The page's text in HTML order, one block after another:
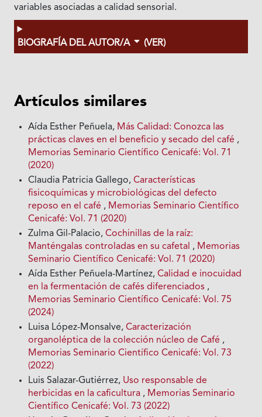
variables asociadas a calidad sensorial.
BIOGRAFÍA DEL AUTOR/A (VER)
Artículos similares
Aída Esther Peñuela, Más Calidad: Conozca las
prácticas claves en el beneficio y secado del café ,
Memorias Seminario Científico Cenicafé: Vol. 71
(2020)
Claudia Patricia Gallego,Características
fisicoquímicas y microbiológicas del defecto
reposo en el café , Memorias Seminario Científico
Cenicafé: Vol. 71 (2020)
Zulma Gil-Palacio,Cochinillas de la raíz:
Manténgalas controladas en su cafetal , Memorias
Seminario Científico Cenicafé: Vol. 71 (2020)
Aída Esther Peñuela-Martínez,Calidad e inocuidad
en la fermentación de cafés diferenciados ,
Memorias Seminario Científico Cenicafé: Vol. 75
(2024)
Luisa López-Monsalve,Caracterización
organoléptica de la colección núcleo de Café ,
Memorias Seminario Científico Cenicafé: Vol. 73
(2022)
Luis Salazar-Gutiérrez, Uso responsable de
herbicidas en la caficultura , Memorias Seminario
Científico Cenicafé: Vol. 73 (2022)